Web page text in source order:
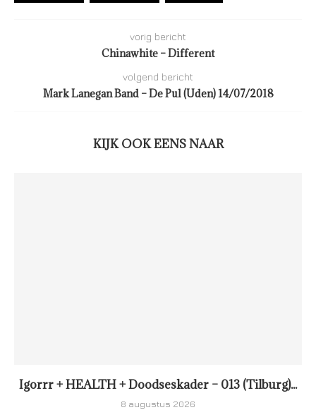
vorig bericht
Chinawhite – Different
volgend bericht
Mark Lanegan Band – De Pul (Uden) 14/07/2018
KIJK OOK EENS NAAR
Igorrr + HEALTH + Doodseskader – 013 (Tilburg)...
8 augustus 2026